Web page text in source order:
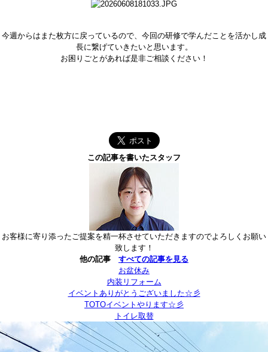
今週からはまた枚方に戻っているので、今回の研修で学んだことを活かし成
長に繋げていきたいと思います。
お困りごとがあれば是非ご相談ください！
この記事を書いたスタッフ
お客様に寄り添ったご提案を精一杯させていただきますのでよろしくお願い
致します！
他の記事 すべての記事を見る
お盆休み
内装リフォーム
イベントありがとうございました☆彡
TOTOイベントやります☆彡
トイレ取替